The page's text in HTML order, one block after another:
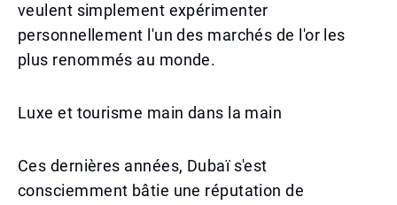
veulent simplement expérimenter
personnellement l'un des marchés de l'or les
plus renommés au monde.
Luxe et tourisme main dans la main
Ces dernières années, Dubaï s'est
consciemment bâtie une réputation de